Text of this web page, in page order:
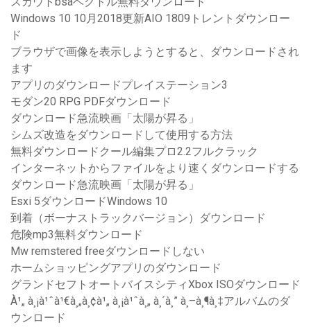
Windows 10 10月2018更新AIO 1809トレントダウンロー
ド
ブラウザで画像を表示しようとすると、ダウンロードされ
ます
アプリのダウンロードプレイステーション3
モダン20 RPG PDFダウンロード
ダウンロード急流映画「太陽が昇る」
シムズ改造をダウンロードして使用する方法
無料ダウンロードクール編集プロ2.2フルクラック
インターネットからファイルをより速くダウンロードする
ダウンロード急流映画「太陽が昇る」
Esxi 5ダウンロードWindows 10
到着（ボーナストラックバージョン）ダウンロード
危険mp3無料ダウンロード
Mw remstered freeダウンロードしない
ホームショッピングアプリのダウンロード
グランドセフトオートバイスシティXbox ISOダウンロード
À¹„ à¸¡à¹ˆà¹€à¸„à¸¢à¹„ à¸¡à¹ˆà¸„ à¸´à¸” à¸–à¸¶à¸‡アルバムのダ
ウンロード